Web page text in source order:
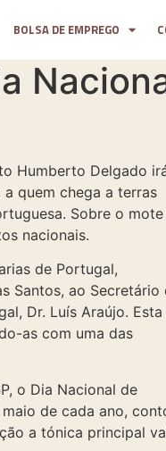
BOLSA DE EMPREGO
Humberto Delgado
quem chega a terras
Sobre o mote
nacionais.
de Portugal,
Santos, ao Secretário
Dr. Luís Araújo. Esta
as com uma das
o Dia Nacional de
de cada ano,
a tónica principal